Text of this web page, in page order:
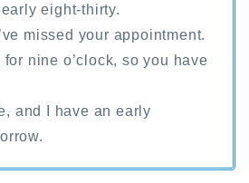
eight-thirty.
missed your appointment.
nine o’clock, so you have
and I have an early